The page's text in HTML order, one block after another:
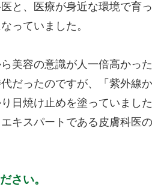
と、医療が身近な環境で育
っていました。
美容の意識が人一倍高かっ
だったのですが、「紫外線
日焼け止めを塗っていまし
キスパートである皮膚科医
さい。